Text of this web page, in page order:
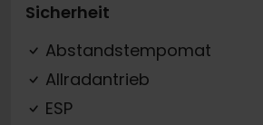
Sicherheit
Abstandstempomat
Allradantrieb
ESP